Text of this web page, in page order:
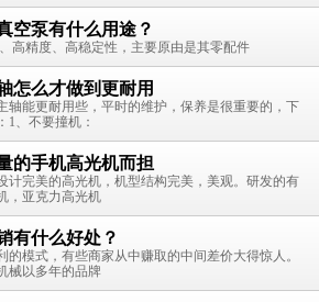
空泵有什么用途？
高精度、高稳定性，主要原由是其零配件
怎么才做到更耐用
轴能更耐用些，平时的维护，保养是很重要的，下
1、不要撞机：
的手机高光机而担
计完美的高光机，机型结构完美，美观。研发的有
，亚克力高光机
有什么好处？
的模式，有些商家从中赚取的中间差价大得惊人。
械以多年的品牌